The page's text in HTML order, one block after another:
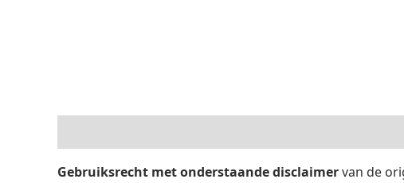
Gebruiksrecht met onderstaande disclaimervan de